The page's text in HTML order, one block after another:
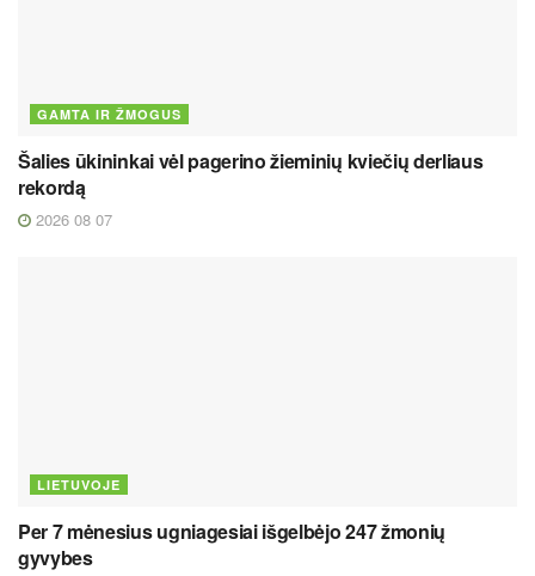
GAMTA IR ŽMOGUS
Šalies ūkininkai vėl pagerino žieminių kviečių derliaus
rekordą
2026 08 07
LIETUVOJE
Per 7 mėnesius ugniagesiai išgelbėjo 247 žmonių
gyvybes